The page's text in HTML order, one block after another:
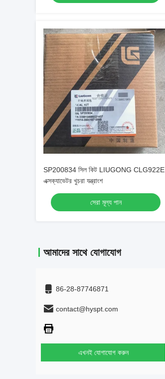
SP200834 সিল কিট LIUGONG CLG922E
এক্সক্যাভেটর খুচরা যন্ত্রাংশ
সেরা মূল্য পান
আমাদের সাথে যোগাযোগ
86-28-87746871
contact@hyspt.com
এখনই যোগাযোগ করুন